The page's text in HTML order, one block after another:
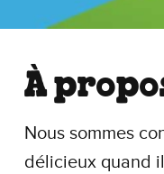
À
Nous sommes
délicieux quand